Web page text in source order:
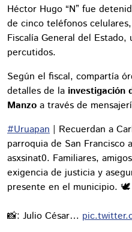
Héctor Hugo “N” fue
de cinco teléfonos
Fiscalía General del
percutidos.
Según el fiscal, compartía
detalles de la investigación
Manzo a través de
#Uruapan | Recuerdan a
parroquia de San Francisco
asxsinat0. Familiares,
exigencia de justicia y
presente en el municipio. 🕊️
📸: Julio César…